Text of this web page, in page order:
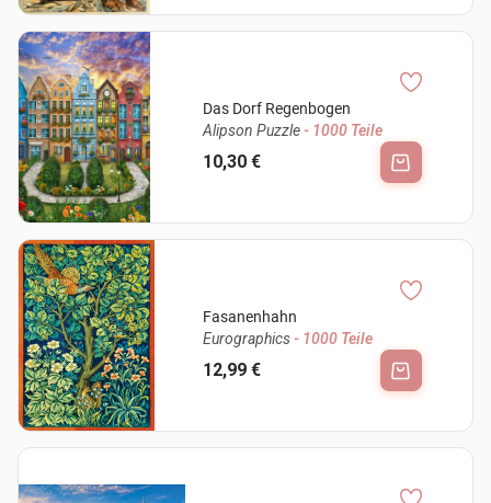
Das Dorf Regenbogen
Alipson Puzzle- 1000 Teile
10,30 €
Fasanenhahn
Eurographics- 1000 Teile
12,99 €